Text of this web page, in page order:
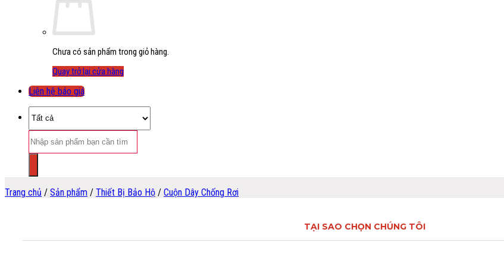
Chưa có sản phẩm trong giỏ hàng.
Quay trở lại cửa hàng
Liên hệ báo giá
kiếm:
Trang chủ / Sản phẩm / Thiết Bị Bảo Hộ / Cuộn Dây Chống Rơi
TẠI SAO CHỌN CHÚNG TÔI